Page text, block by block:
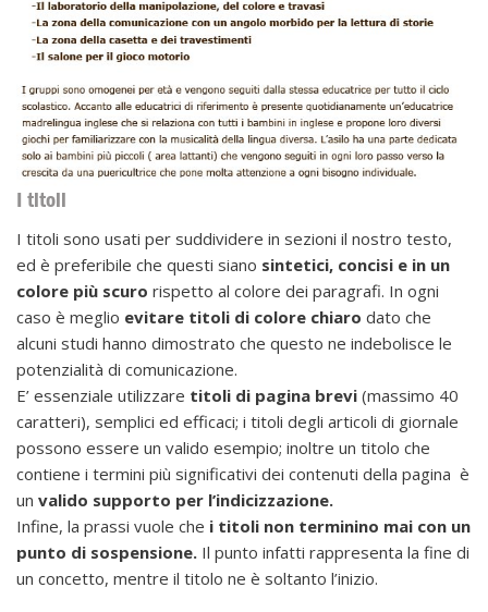
I titoli
I titoli sono usati per suddividere in sezioni il nostro testo,
ed è preferibile che questi siano sintetici, concisi e in un
colore più scuro rispetto al colore dei paragrafi. In ogni
caso è meglio evitare titoli di colore chiaro dato che
alcuni studi hanno dimostrato che questo ne indebolisce le
potenzialità di comunicazione.
E’ essenziale utilizzare titoli di pagina brevi (massimo 40
caratteri), semplici ed efficaci; i titoli degli articoli di giornale
possono essere un valido esempio; inoltre un titolo che
contiene i termini più significativi dei contenuti della pagina è
un valido supporto per l’indicizzazione.
Infine, la prassi vuole che i titoli non terminino mai con un
punto di sospensione. Il punto infatti rappresenta la fine di
un concetto, mentre il titolo ne è soltanto l’inizio.